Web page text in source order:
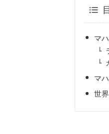
マ
マ
世